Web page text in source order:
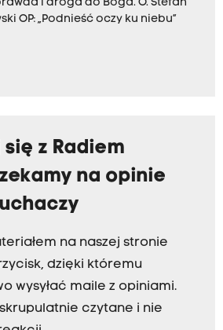
i droga do Boga. O. Stefan
OP: „Podnieść oczy ku niebu”
z Radiem
na opinie
na naszej stronie
dzięki któremu
wysyłać maile z opiniami.
czytane i nie